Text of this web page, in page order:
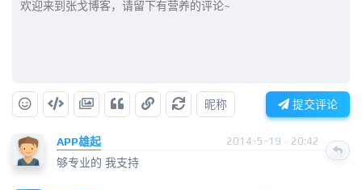
昵称 提交评论
APP雄起 2014-5-19 · 20:42
够专业的 我支持